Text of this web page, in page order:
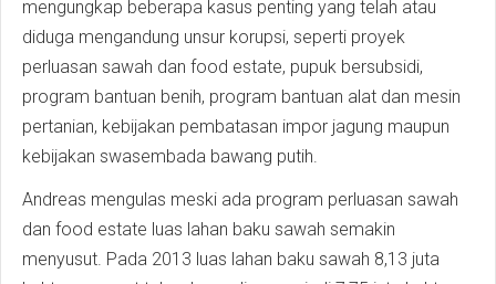
mengungkap beberapa kasus penting yang telah atau
diduga mengandung unsur korupsi, seperti proyek
perluasan sawah dan food estate, pupuk bersubsidi,
program bantuan benih, program bantuan alat dan mesin
pertanian, kebijakan pembatasan impor jagung maupun
kebijakan swasembada bawang putih.
Andreas mengulas meski ada program perluasan sawah
dan food estate luas lahan baku sawah semakin
menyusut. Pada 2013 luas lahan baku sawah 8,13 juta